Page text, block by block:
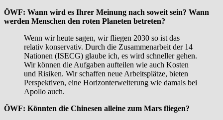
ÖWF: Wann wird es Ihrer Meinung nach soweit sein? Wann
werden Menschen den roten Planeten betreten?
Wenn wir heute sagen, wir fliegen 2030 so ist das
relativ konservativ. Durch die Zusammenarbeit der 14
Nationen (ISECG) glaube ich, es wird schneller gehen.
Wir können die Aufgaben aufteilen wie auch Kosten
und Risiken. Wir schaffen neue Arbeitsplätze, bieten
Perspektiven, eine Horizonterweiterung wie damals bei
Apollo auch.
ÖWF: Könnten die Chinesen alleine zum Mars fliegen?